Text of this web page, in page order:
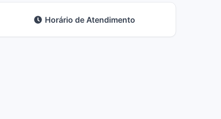
Horário de Atendimento